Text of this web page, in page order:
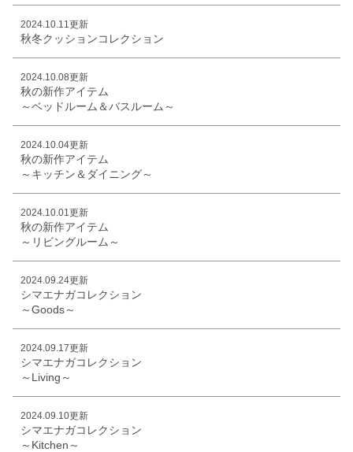
2024.10.11更新
秋冬クッションコレクション
2024.10.08更新
秋の新作アイテム
～ベッドルーム＆バスルーム～
2024.10.04更新
秋の新作アイテム
～キッチン＆ダイニング～
2024.10.01更新
秋の新作アイテム
～リビングルーム～
2024.09.24更新
シマエナガコレクション
～Goods～
2024.09.17更新
シマエナガコレクション
～Living～
2024.09.10更新
シマエナガコレクション
～Kitchen～